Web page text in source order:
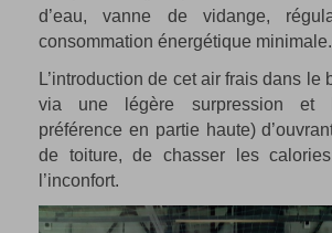
d’eau, vanne de vidange,
consommation énergétique minimale.
L’introduction de cet air frais dans le
via une légère surpression et
préférence en partie haute)
de toiture, de chasser les
l’inconfort.